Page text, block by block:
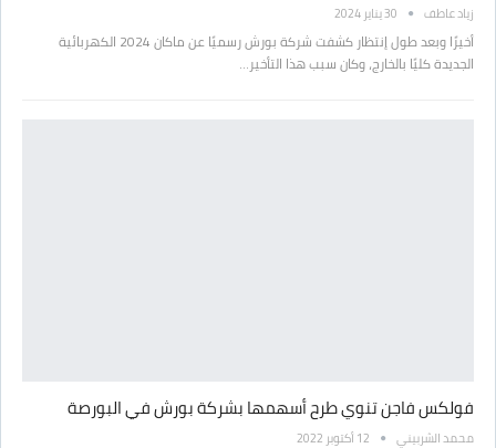
زياد عاطف 30 يناير 2024
أخيرًا وبعد طول إنتظار كشفت شركة بورش رسميًا عن ماكان 2024 الكهربائية
الجديدة كليًا بالخارج، وكان سبب هذا التأخير…
فولكس فاجن تنوي طرح أسهمها بشركة بورش في البورصة
محمد الشربيني 12 أكتوبر 2022